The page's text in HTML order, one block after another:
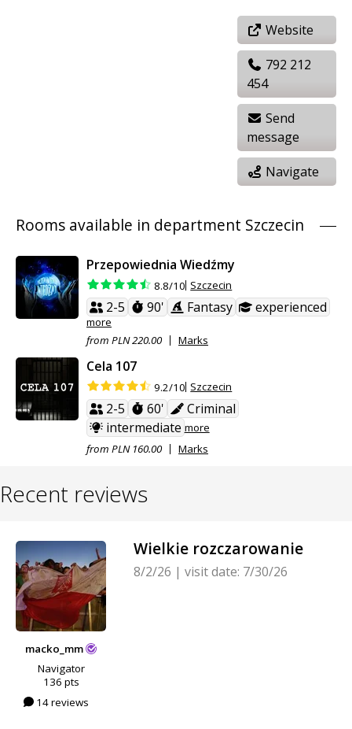
Website
792 212
454
Send
message
Navigate
Rooms available in department Szczecin
Przepowiednia Wiedźmy
8.8/10 Szczecin
2-5 90' Fantasy experienced
more
from PLN 220.00
Marks
Cela 107
9.2/10 Szczecin
2-5 60'
Criminal
intermediate more
from PLN 160.00
Marks
Recent reviews
macko_mm
Navigator
136 pts
14 reviews
Wielkie rozczarowanie
8/2/26 | visit date: 7/30/26